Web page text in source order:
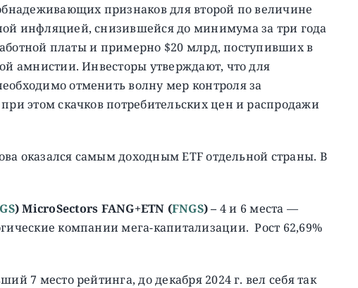
признаков для второй по величине
инфляцией, снизившейся до минимума за три года
платы и примерно $20 млрд, поступивших в
амнистии. Инвесторы утверждают, что для
отменить волну мер контроля за
этом скачков потребительских цен и распродажи
оказался самым доходным ETF отдельной страны. В
) MicroSectors FANG+ETN (FNGS)– 4 и 6 места —
компании мега-капитализации. Рост 62,69%
7 место рейтинга, до декабря 2024 г. вел себя так